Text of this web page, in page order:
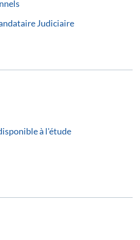
Judiciaire
à l'étude